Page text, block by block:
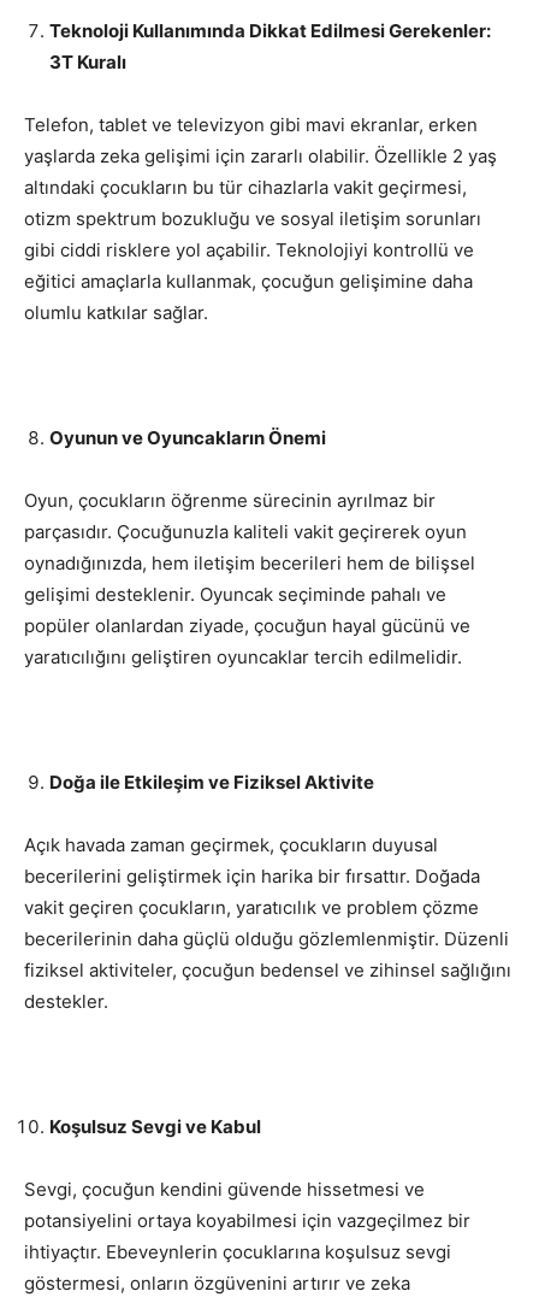
Teknoloji Kullanımında Dikkat Edilmesi Gerekenler:
3T Kuralı
Telefon, tablet ve televizyon gibi mavi ekranlar, erken
yaşlarda zeka gelişimi için zararlı olabilir. Özellikle 2 yaş
altındaki çocukların bu tür cihazlarla vakit geçirmesi,
otizm spektrum bozukluğu ve sosyal iletişim sorunları
gibi ciddi risklere yol açabilir. Teknolojiyi kontrollü ve
eğitici amaçlarla kullanmak, çocuğun gelişimine daha
olumlu katkılar sağlar.
Oyunun ve Oyuncakların Önemi
Oyun, çocukların öğrenme sürecinin ayrılmaz bir
parçasıdır. Çocuğunuzla kaliteli vakit geçirerek oyun
oynadığınızda, hem iletişim becerileri hem de bilişsel
gelişimi desteklenir. Oyuncak seçiminde pahalı ve
popüler olanlardan ziyade, çocuğun hayal gücünü ve
yaratıcılığını geliştiren oyuncaklar tercih edilmelidir.
Doğa ile Etkileşim ve Fiziksel Aktivite
Açık havada zaman geçirmek, çocukların duyusal
becerilerini geliştirmek için harika bir fırsattır. Doğada
vakit geçiren çocukların, yaratıcılık ve problem çözme
becerilerinin daha güçlü olduğu gözlemlenmiştir. Düzenli
fiziksel aktiviteler, çocuğun bedensel ve zihinsel sağlığını
destekler.
Koşulsuz Sevgi ve Kabul
Sevgi, çocuğun kendini güvende hissetmesi ve
potansiyelini ortaya koyabilmesi için vazgeçilmez bir
ihtiyaçtır. Ebeveynlerin çocuklarına koşulsuz sevgi
göstermesi, onların özgüvenini artırır ve zeka